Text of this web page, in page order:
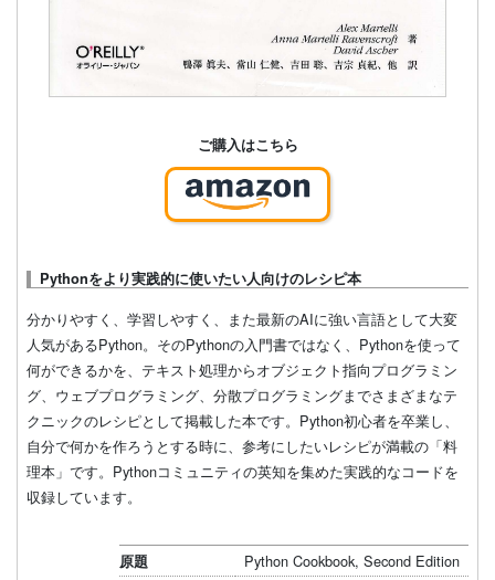
ご購入はこちら
Pythonをより実践的に使いたい人向けのレシピ本
分かりやすく、学習しやすく、また最新のAIに強い言語として大変
人気があるPython。そのPythonの入門書ではなく、Pythonを使って
何ができるかを、テキスト処理からオブジェクト指向プログラミン
グ、ウェブプログラミング、分散プログラミングまでさまざまなテ
クニックのレシピとして掲載した本です。Python初心者を卒業し、
自分で何かを作ろうとする時に、参考にしたいレシピが満載の「料
理本」です。Pythonコミュニティの英知を集めた実践的なコードを
収録しています。
原題 Python Cookbook, Second Edition